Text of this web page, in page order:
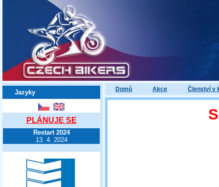
Domů Akce Členství v
Jazyky
PLÁNUJE SE
Restart 2024
13. 4. 2024